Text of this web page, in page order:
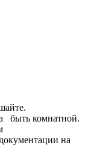
быть комнатной.
на